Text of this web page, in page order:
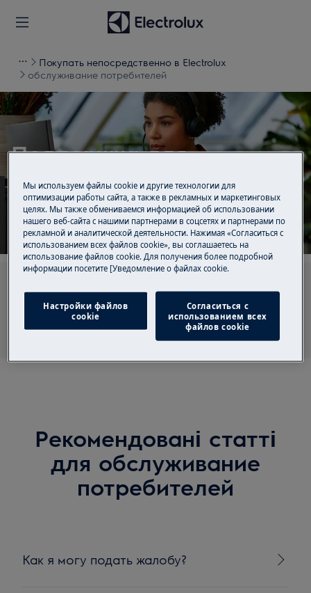
Покупать непосредственно в Electrolux
обслуживание потребителей
Поддержка для
обслуживание
потребителей
Рекомендовані статті
для обслуживание
потребителей
Как я могу подать жалобу?
Мы используем файлы cookie и другие технологии для
оптимизации работы сайта, а также в рекламных и маркетинговых
целях. Мы также обмениваемся информацией об использовании
нашего веб-сайта с нашими партнерами в соцсетях и партнерами по
рекламной и аналитической деятельности. Нажимая «Согласиться с
использованием всех файлов cookie», вы соглашаетесь на
использование файлов cookie. Для получения более подробной
информации посетите [Уведомление о файлах cookie.
Настройки файлов
cookie
Согласиться с
использованием всех
файлов cookie